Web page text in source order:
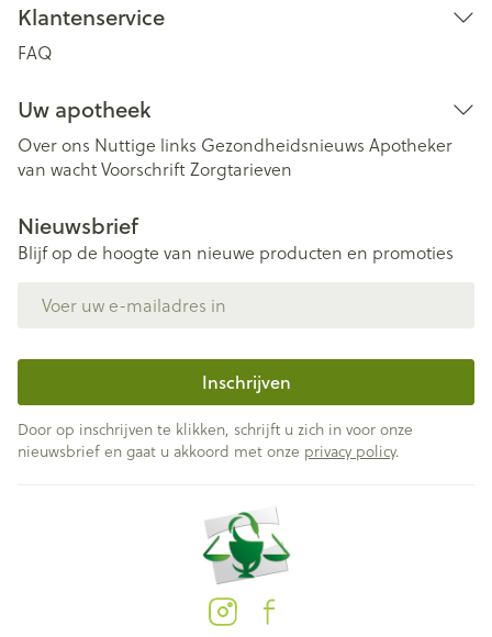
Klantenservice
FAQ
Uw apotheek
Over ons Nuttige links Gezondheidsnieuws Apotheker
van wachtVoorschriftZorgtarieven
Nieuwsbrief
Blijf op de hoogte van nieuwe producten en promoties
Inschrijven
Door op inschrijven te klikken, schrijft u zich in voor onze
nieuwsbrief en gaat u akkoord met onze privacy policy.